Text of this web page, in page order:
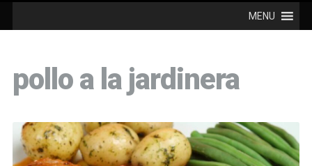
MENU
pollo a la jardinera